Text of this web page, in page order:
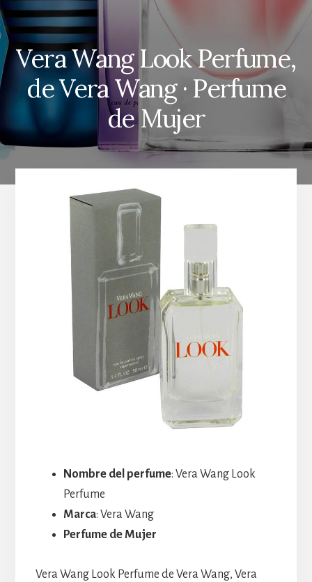
Vera Wang Look Perfume,
de Vera Wang · Perfume
de Mujer
Nombre del perfume: Vera Wang Look
Perfume
Marca: Vera Wang
Perfume de Mujer
Vera Wang Look Perfume de Vera Wang, Vera